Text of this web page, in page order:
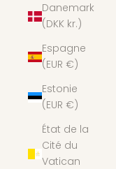
Danemark
(DKK kr.)
Espagne
(EUR €)
Estonie
(EUR €)
État de la
Cité du
Vatican